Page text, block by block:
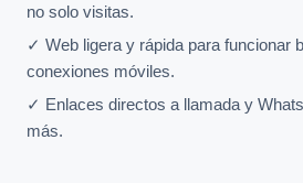
no solo visitas.
✓ Web ligera y rápida para funcionar
conexiones móviles.
✓ Enlaces directos a llamada y
más.